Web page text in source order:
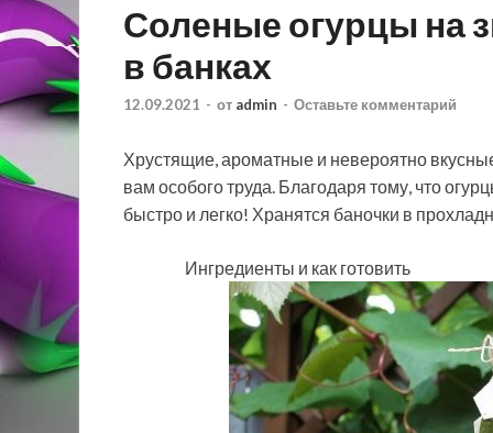
Соленые огурцы на
в банках
12.09.2021 - от admin - Оставьте комментарий
Хрустящие, ароматные и невероятно
вам особого труда. Благодаря тому, что
быстро и легко! Хранятся баночки в
Ингредиенты и как готовить